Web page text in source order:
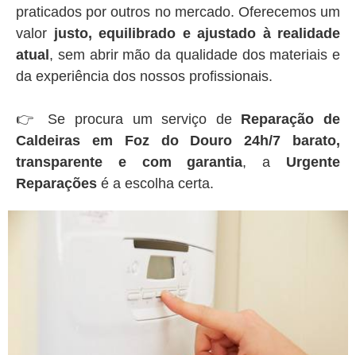
praticados por outros no mercado. Oferecemos um
valor justo, equilibrado e ajustado à realidade
atual , sem abrir mão da qualidade dos materiais e
da experiência dos nossos profissionais.
👉 Se procura um serviço de Reparação de
Caldeiras em Foz do Douro 24h/7 barato,
transparente e com garantia, a Urgente
Reparações é a escolha certa.